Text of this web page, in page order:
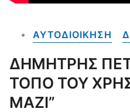
ΑΥΤΟΔΙΟΙΚΗΣΗ
ΔΗΜΗΤΡΗΣ
ΤΟΠΟ ΤΟΥ
ΜΑΖΙ”